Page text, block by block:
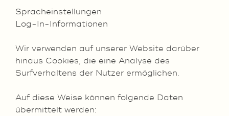
Spracheinstellungen
Log-In-Informationen
Wir verwenden auf unserer Website darüber
hinaus Cookies, die eine Analyse des
Surfverhaltens der Nutzer ermöglichen.
Auf diese Weise können folgende Daten
übermittelt werden: